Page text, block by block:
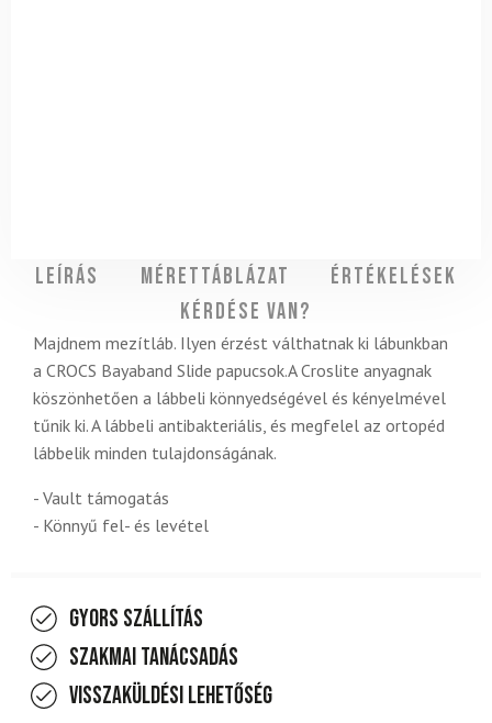
Leírás Mérettáblázat
Értékelések
Kérdése van?
Majdnem mezítláb. Ilyen érzést válthatnak ki lábunkban
a CROCS Bayaband Slide papucsok.A Croslite anyagnak
köszönhetően a lábbeli könnyedségével és kényelmével
tűnik ki. A lábbeli antibakteriális, és megfelel az ortopéd
lábbelik minden tulajdonságának.
- Vault támogatás
- Könnyű fel- és levétel
Gyors szállítás
Szakmai tanácsadás
Visszaküldési lehetőség